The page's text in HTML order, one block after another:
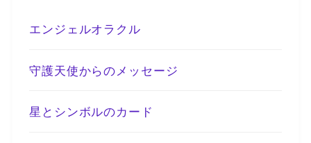
エンジェルオラクル
守護天使からのメッセージ
星とシンボルのカード